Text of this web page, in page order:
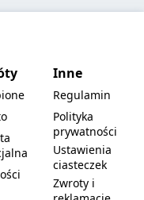
Inne
Regulamin
Polityka
prywatności
Ustawienia
ciasteczek
Zwroty i